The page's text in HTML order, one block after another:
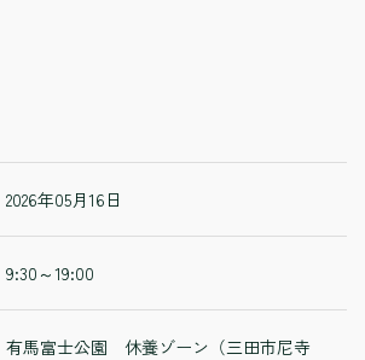
2026年05月16日
9:30～19:00
有馬富士公園 休養ゾーン（三田市尼寺